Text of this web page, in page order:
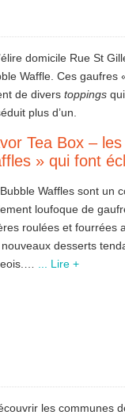
domicile Rue St
Waffle. Ces gaufres
de divers toppingsqui
plus d’un.
Tea Box –
» qui font
Waffles sont un
loufoque de
roulées et fourrées
desserts
... Lire +
les communes